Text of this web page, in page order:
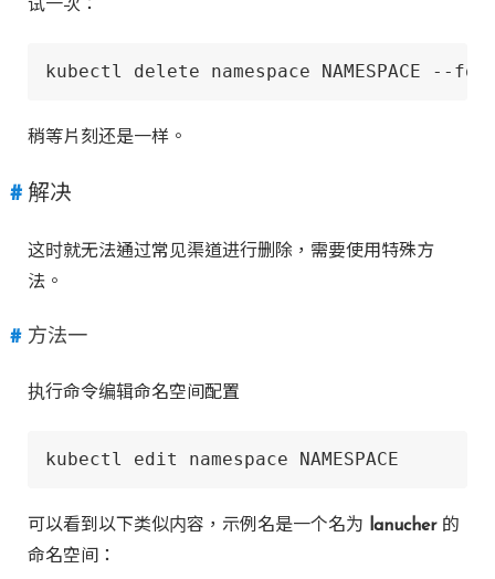
试一次：
kubectl delete namespace NAMESPACE --
稍等片刻还是一样。
解决
这时就无法通过常见渠道进行删除，需要使用特殊方
法。
方法一
执行命令编辑命名空间配置
kubectl edit namespace NAMESPACE
可以看到以下类似内容，示例名是一个名为 lanucher的
命名空间：